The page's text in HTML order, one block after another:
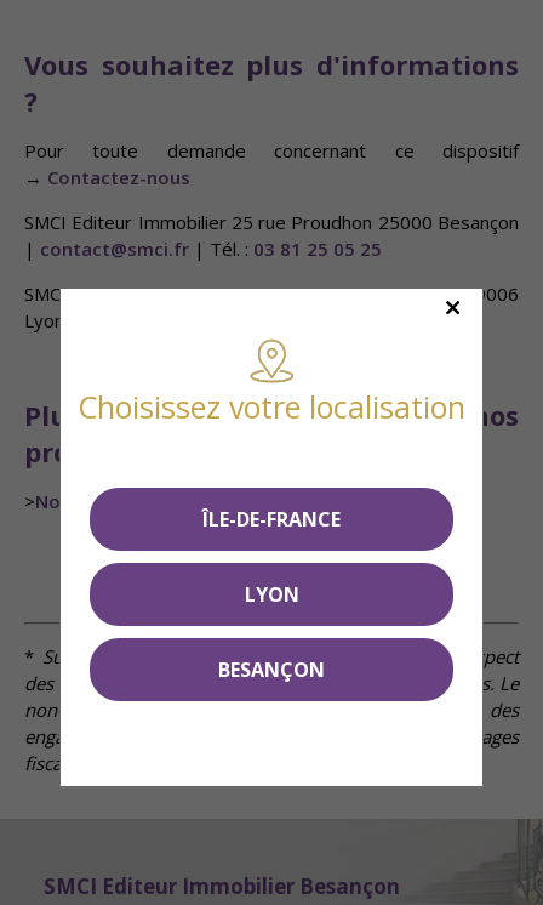
Vous souhaitez plus d'informations
?
Pour toute demande concernant ce dispositif
→ Contactez-nous
SMCI Editeur Immobilier 25 rue Proudhon 25000 Besançon
| contact@smci.fr | Tél. : 03 81 25 05 25
SMCI Editeur Immobilier Lyon 128 rue de Créqui 69006
Lyon |
Plus d'informations sur nos
programmes
>Nos programmes immobiliers
* Suivant conditions Loi de Finances 2019, sous respect
des conditions d’éligibilité à étudier avec nos conseillers. Le
non-respect des obligations déclaratives et des
engagements de location entraînent la perte des avantages
fiscaux.
Choisissez votre localisation
ÎLE-DE-FRANCE
LYON
BESANÇON
SMCI Editeur Immobilier Besançon